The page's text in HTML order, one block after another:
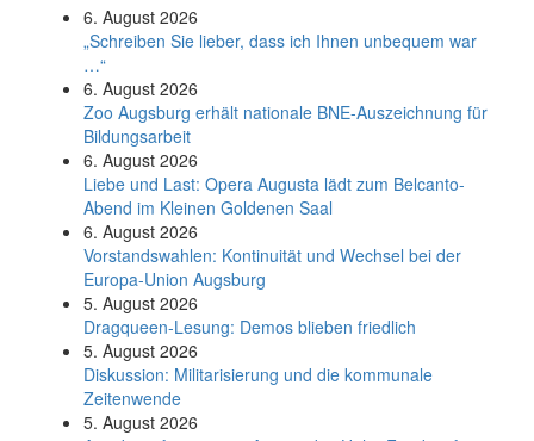
6. August 2026
„Schreiben Sie lieber, dass ich Ihnen unbequem war
…“
6. August 2026
Zoo Augsburg erhält nationale BNE-Auszeichnung für
Bildungsarbeit
6. August 2026
Liebe und Last: Opera Augusta lädt zum Belcanto-
Abend im Kleinen Goldenen Saal
6. August 2026
Vorstandswahlen: Kontinuität und Wechsel bei der
Europa-Union Augsburg
5. August 2026
Dragqueen-Lesung: Demos blieben friedlich
5. August 2026
Diskussion: Mi­li­ta­ri­sie­rung und die kommunale
Zeitenwende
5. August 2026